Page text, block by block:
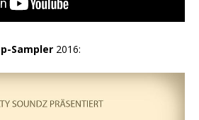
Sampler 2016: